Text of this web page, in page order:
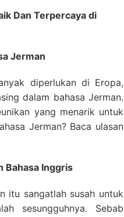
Dan Terpercaya di
Jerman
diperlukan di Eropa,
dalam bahasa Jerman.
yang menarik untuk
Jerman? Baca ulasan
Bahasa Inggris
itu sangatlah susah untuk
sesungguhnya. Sebab